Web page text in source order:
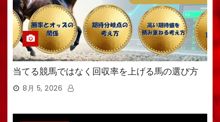
当てる競馬ではなく回収率を上げる馬の選び方
8月 5, 2026